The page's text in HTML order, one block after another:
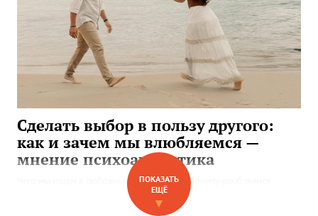
Сделать выбор в пользу другого:
как и зачем мы влюбляемся —
мнение психоаналитика
Чего мы ищем в любовных отношениях? Почему влюбляемся
«не в тех» и как это исправить? Разбираемся в хитросплетениях
чувств вместе с психоаналитиком Андреем Россохиным.
ПОКАЗАТЬ
ЕЩЁ
▼